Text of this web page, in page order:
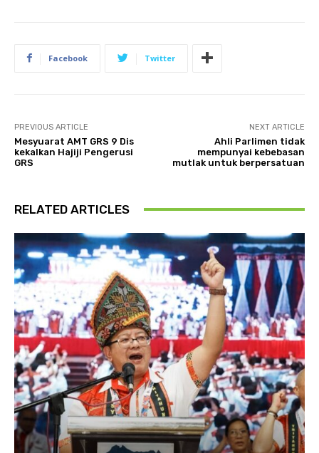
Facebook Twitter
PREVIOUS ARTICLE
Mesyuarat AMT GRS 9 Dis
kekalkan Hajiji Pengerusi
GRS
NEXT ARTICLE
Ahli Parlimen tidak
mempunyai kebebasan
mutlak untuk berpersatuan
RELATED ARTICLES